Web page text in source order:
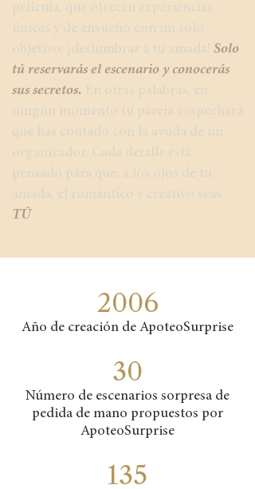
película, que ofrecen experiencias
únicas y de ensueño con un solo
objetivo: ¡deslumbrar a tu amada! Solo
tú reservarás el escenario y conocerás
sus secretos. En otras palabras, en
ningún momento tu pareja sospechará
que has contado con la ayuda de un
organizador. Cada detalle está
pensado para que, a los ojos de tu
amada, el romántico y creativo seas
TÚ
2006
Año de creación de ApoteoSurprise
30
Número de escenarios sorpresa de
pedida de mano propuestos por
ApoteoSurprise
135